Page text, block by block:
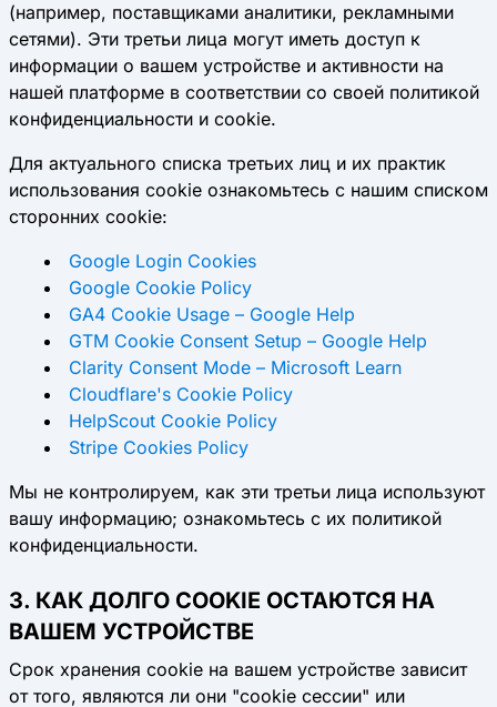
(например, поставщиками аналитики, рекламными
сетями). Эти третьи лица могут иметь доступ к
информации о вашем устройстве и активности на
нашей платформе в соответствии со своей политикой
конфиденциальности и cookie.
Для актуального списка третьих лиц и их практик
использования cookie ознакомьтесь с нашим списком
сторонних cookie:
Google Login Cookies
Google Cookie Policy
GA4 Cookie Usage – Google Help
GTM Cookie Consent Setup – Google Help
Clarity Consent Mode – Microsoft Learn
Cloudflare's Cookie Policy
HelpScout Cookie Policy
Stripe Cookies Policy
Мы не контролируем, как эти третьи лица используют
вашу информацию; ознакомьтесь с их политикой
конфиденциальности.
3. КАК ДОЛГО COOKIE ОСТАЮТСЯ НА
ВАШЕМ УСТРОЙСТВЕ
Срок хранения cookie на вашем устройстве зависит
от того, являются ли они "cookie сессии" или